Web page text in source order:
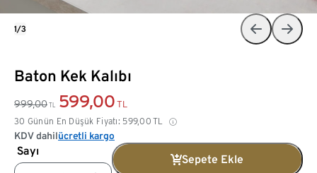
Baton Kek Kalıbı
999,00 TL 599,00 TL
30 Günün En Düşük Fiyatı: 599,00 TL
KDV dahilücretli kargo
Sayı
Sepete Ekle
1/3